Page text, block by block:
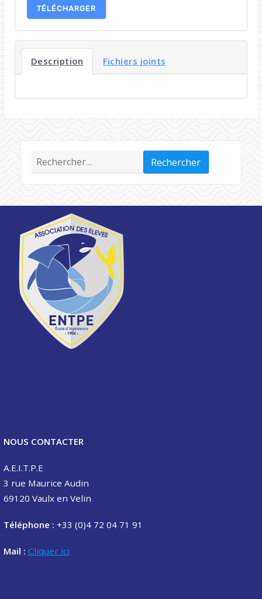
TÉLÉCHARGER
Description Fichiers joints
Rechercher :
NOUS CONTACTER
A.E.I.T.P.E
3 rue Maurice Audin
69120 Vaulx en Velin
Téléphone : +33 (0)4 72 04 71 91
Mail : Cliquer ici